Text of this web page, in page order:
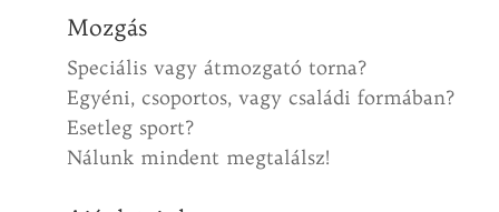
Mozgás
Speciális vagy átmozgató torna?
Egyéni, csoportos, vagy családi formában?
Esetleg sport?
Nálunk mindent megtalálsz!